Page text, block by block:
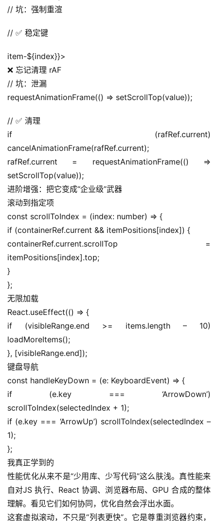
// 坑：强制重渲
// ✅ 稳定键
item-${index}}>
❌ 忘记清理 rAF
// 坑：泄漏
requestAnimationFrame(() => setScrollTop(value));
// ✅ 清理
if (rafRef.current)
cancelAnimationFrame(rafRef.current);
rafRef.current = requestAnimationFrame(() =>
setScrollTop(value));
进阶增强：把它变成“企业级”武器
滚动到指定项
const scrollToIndex = (index: number) => {
if (containerRef.current && itemPositions[index]) {
containerRef.current.scrollTop =
itemPositions[index].top;
}
};
无限加载
React.useEffect(() => {
if (visibleRange.end >= items.length – 10)
loadMoreItems();
}, [visibleRange.end]);
键盘导航
const handleKeyDown = (e: KeyboardEvent) => {
if (e.key === ‘ArrowDown’)
scrollToIndex(selectedIndex + 1);
if (e.key === ‘ArrowUp’) scrollToIndex(selectedIndex –
1);
};
我真正学到的
性能优化从来不是“少用库、少写代码”这么肤浅。真性能来
自对JS 执行、React 协调、浏览器布局、GPU 合成的整体
理解。看见它们如何协同，优化自然会浮出水面。
这套虚拟滚动，不只是“列表更快”。它是尊重浏览器约束，